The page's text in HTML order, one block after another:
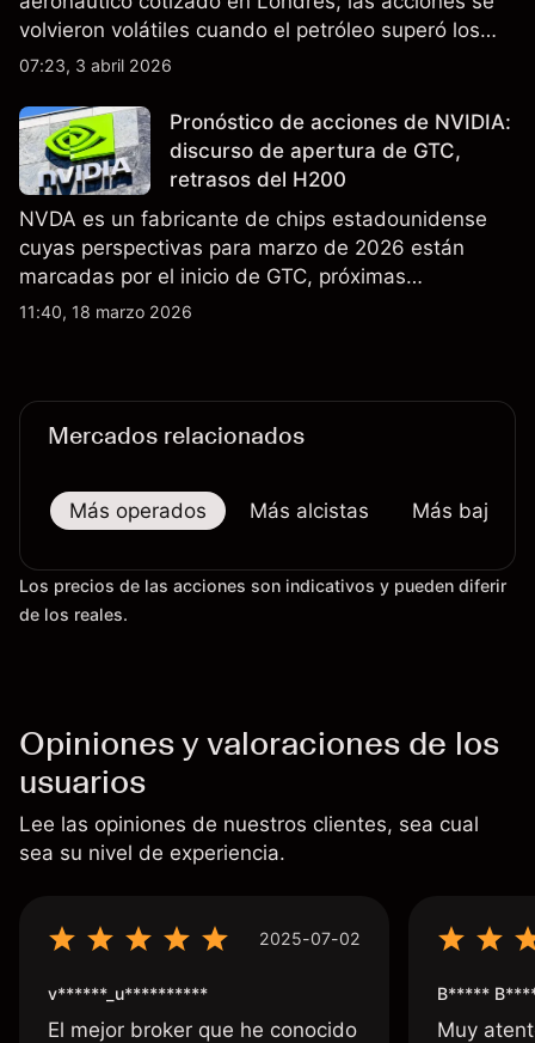
volvieron volátiles cuando el petróleo superó los
$105 y los cierres del espacio aéreo de Oriente
no es un indicador fiable de resultados futuros..
07:23, 3 abril 2026
Pronóstico de acciones de NVIDIA:
discurso de apertura de GTC,
retrasos del H200
NVDA es un fabricante de chips estadounidense
cuyas perspectivas para marzo de 2026 están
marcadas por el inicio de GTC, próximas
actualizaciones de productos y la incertidumbre
11:40, 18 marzo 2026
Mercados relacionados
Más operados Más alcistas Más bajistas
Los precios de las acciones son indicativos y pueden diferir
de los reales.
Opiniones y valoraciones de los
usuarios
Lee las opiniones de nuestros clientes, sea cual
sea su nivel de experiencia.
2025-07-02
v******_u**********
El mejor broker que he conocido
B*****
Muy